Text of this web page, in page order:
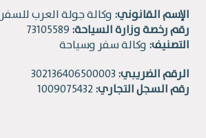
الإسم القانوني:وكالة جولة العرب
رقم رخصة وزارة السياحة:
التصنيف: وكالة سفر وسياحة
الرقم الضريبي:
رقم السجل التجاري: